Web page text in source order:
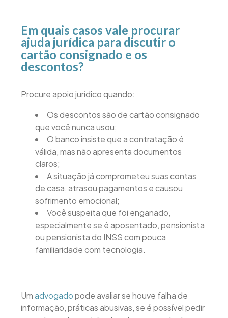
Em quais casos vale procurar
ajuda jurídica para discutir o
cartão consignado e os
descontos?
Procure apoio jurídico quando:
Os descontos são de cartão consignado
que você nunca usou;
O banco insiste que a contratação é
válida, mas não apresenta documentos
claros;
A situação já comprometeu suas contas
de casa, atrasou pagamentos e causou
sofrimento emocional;
Você suspeita que foi enganado,
especialmente se é aposentado, pensionista
ou pensionista do INSS com pouca
familiaridade com tecnologia.
Umadvogadopode avaliar se houve falha de
informação, práticas abusivas, se é possível pedir